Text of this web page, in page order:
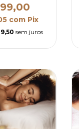
com Pix
sem juros